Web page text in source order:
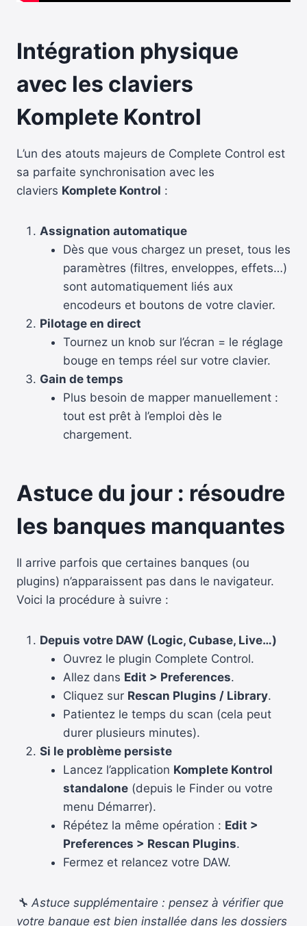
Intégration physique
avec les claviers
Komplete Kontrol
L’un des atouts majeurs de Complete Control est
sa parfaite synchronisation avec les
claviers Komplete Kontrol :
Assignation automatique
Dès que vous chargez un preset, tous les
paramètres (filtres, enveloppes, effets…)
sont automatiquement liés aux
encodeurs et boutons de votre clavier.
Pilotage en direct
Tournez un knob sur l’écran = le réglage
bouge en temps réel sur votre clavier.
Gain de temps
Plus besoin de mapper manuellement :
tout est prêt à l’emploi dès le
chargement.
Astuce du jour : résoudre
les banques manquantes
Il arrive parfois que certaines banques (ou
plugins) n’apparaissent pas dans le navigateur.
Voici la procédure à suivre :
Depuis votre DAW (Logic, Cubase, Live…)
Ouvrez le plugin Complete Control.
Allez dans Edit > Preferences.
Cliquez sur Rescan Plugins / Library.
Patientez le temps du scan (cela peut
durer plusieurs minutes).
Si le problème persiste
Lancez l’application Komplete Kontrol
standalone (depuis le Finder ou votre
menu Démarrer).
Répétez la même opération : Edit >
Preferences > Rescan Plugins.
Fermez et relancez votre DAW.
🔧 Astuce supplémentaire : pensez à vérifier que
votre banque est bien installée dans les dossiers